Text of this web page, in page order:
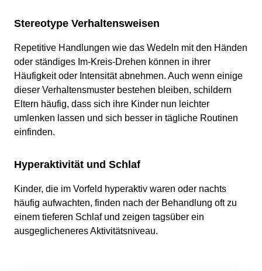
Stereotype Verhaltensweisen
Repetitive Handlungen wie das Wedeln mit den Händen
oder ständiges Im-Kreis-Drehen können in ihrer
Häufigkeit oder Intensität abnehmen. Auch wenn einige
dieser Verhaltensmuster bestehen bleiben, schildern
Eltern häufig, dass sich ihre Kinder nun leichter
umlenken lassen und sich besser in tägliche Routinen
einfinden.
Hyperaktivität und Schlaf
Kinder, die im Vorfeld hyperaktiv waren oder nachts
häufig aufwachten, finden nach der Behandlung oft zu
einem tieferen Schlaf und zeigen tagsüber ein
ausgeglicheneres Aktivitätsniveau.